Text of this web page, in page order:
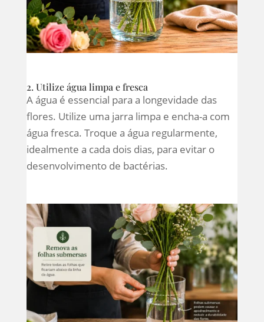
2. Utilize água limpa e fresca
A água é essencial para a longevidade das
flores. Utilize uma jarra limpa e encha-a com
água fresca. Troque a água regularmente,
idealmente a cada dois dias, para evitar o
desenvolvimento de bactérias.